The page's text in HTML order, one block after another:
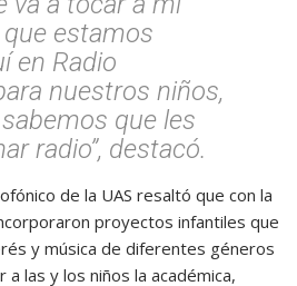
estamos
en Radio
nuestros niños,
que les
radio”, destacó.
de la UAS resaltó que con la
proyectos infantiles que
y música de diferentes géneros
las y los niños la académica,